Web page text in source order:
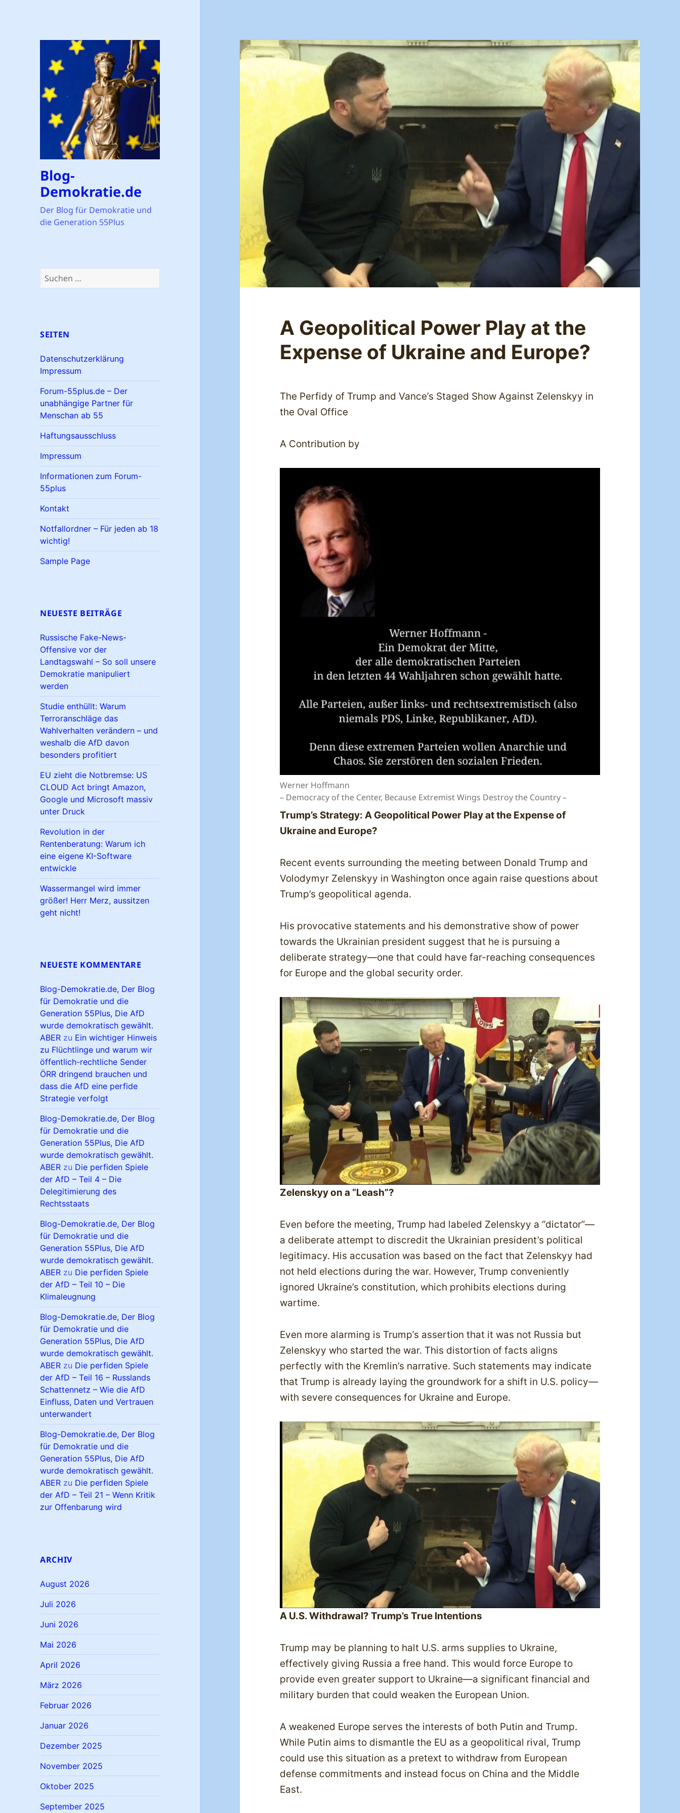
Blog-
Demokratie.de
Der Blog für Demokratie und
die Generation 55Plus
Suchen
nach:
SEITEN
Datenschutzerklärung
Impressum
Forum-55plus.de – Der
unabhängige Partner für
Menschan ab 55
Haftungsausschluss
Impressum
Informationen zum Forum-
55plus
Kontakt
Notfallordner – Für jeden ab 18
wichtig!
Sample Page
NEUESTE BEITRÄGE
Russische Fake-News-
Offensive vor der
Landtagswahl – So soll unsere
Demokratie manipuliert
werden
Studie enthüllt: Warum
Terroranschläge das
Wahlverhalten verändern – und
weshalb die AfD davon
besonders profitiert
EU zieht die Notbremse: US
CLOUD Act bringt Amazon,
Google und Microsoft massiv
unter Druck
Revolution in der
Rentenberatung: Warum ich
eine eigene KI-Software
entwickle
Wassermangel wird immer
größer! Herr Merz, aussitzen
geht nicht!
NEUESTE KOMMENTARE
Blog-Demokratie.de, Der Blog
für Demokratie und die
Generation 55Plus, Die AfD
wurde demokratisch gewählt.
ABER zu Ein wichtiger Hinweis
zu Flüchtlinge und warum wir
öffentlich-rechtliche Sender
ÖRR dringend brauchen und
dass die AfD eine perfide
Strategie verfolgt
Blog-Demokratie.de, Der Blog
für Demokratie und die
Generation 55Plus, Die AfD
wurde demokratisch gewählt.
ABER zu Die perfiden Spiele
der AfD – Teil 4 – Die
Delegitimierung des
Rechtsstaats
Blog-Demokratie.de, Der Blog
für Demokratie und die
Generation 55Plus, Die AfD
wurde demokratisch gewählt.
ABER zu Die perfiden Spiele
der AfD – Teil 10 – Die
Klimaleugnung
Blog-Demokratie.de, Der Blog
für Demokratie und die
Generation 55Plus, Die AfD
wurde demokratisch gewählt.
ABER zu Die perfiden Spiele
der AfD – Teil 16 – Russlands
Schattennetz – Wie die AfD
Einfluss, Daten und Vertrauen
unterwandert
Blog-Demokratie.de, Der Blog
für Demokratie und die
Generation 55Plus, Die AfD
wurde demokratisch gewählt.
ABER zu Die perfiden Spiele
der AfD – Teil 21 – Wenn Kritik
zur Offenbarung wird
ARCHIV
August 2026
Juli 2026
Juni 2026
Mai 2026
April 2026
März 2026
Februar 2026
Januar 2026
Dezember 2025
November 2025
Oktober 2025
September 2025
A Geopolitical Power Play at the
Expense of Ukraine and Europe?
The Perfidy of Trump and Vance’s Staged Show Against Zelenskyy in
the Oval Office
A Contribution by
Werner Hoffmann
– Democracy of the Center, Because Extremist Wings Destroy the Country –
Trump’s Strategy: A Geopolitical Power Play at the Expense of
Ukraine and Europe?
Recent events surrounding the meeting between Donald Trump and
Volodymyr Zelenskyy in Washington once again raise questions about
Trump’s geopolitical agenda.
His provocative statements and his demonstrative show of power
towards the Ukrainian president suggest that he is pursuing a
deliberate strategy—one that could have far-reaching consequences
for Europe and the global security order.
Zelenskyy on a “Leash”?
Even before the meeting, Trump had labeled Zelenskyy a “dictator”—
a deliberate attempt to discredit the Ukrainian president’s political
legitimacy. His accusation was based on the fact that Zelenskyy had
not held elections during the war. However, Trump conveniently
ignored Ukraine’s constitution, which prohibits elections during
wartime.
Even more alarming is Trump’s assertion that it was not Russia but
Zelenskyy who started the war. This distortion of facts aligns
perfectly with the Kremlin’s narrative. Such statements may indicate
that Trump is already laying the groundwork for a shift in U.S. policy—
with severe consequences for Ukraine and Europe.
A U.S. Withdrawal? Trump’s True Intentions
Trump may be planning to halt U.S. arms supplies to Ukraine,
effectively giving Russia a free hand. This would force Europe to
provide even greater support to Ukraine—a significant financial and
military burden that could weaken the European Union.
A weakened Europe serves the interests of both Putin and Trump.
While Putin aims to dismantle the EU as a geopolitical rival, Trump
could use this situation as a pretext to withdraw from European
defense commitments and instead focus on China and the Middle
East.